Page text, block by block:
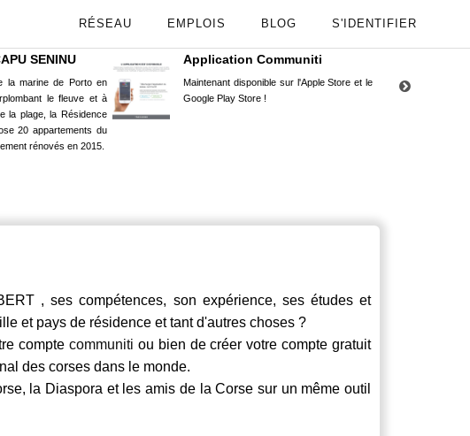
RÉSEAU EMPLOIS BLOG S'IDENTIFIER
SENINU
la marine de Porto en
le fleuve et à
la plage, la Résidence
20 appartements du
rénovés en 2015.
Application Communiti
Maintenant disponible sur l'Apple Store et le
Google Play Store !
, ses compétences, son expérience, ses études et
et pays de résidence et tant d'autres choses ?
comptecommuniti ou bien de créer votre compte gratuit
des corses dans le monde.
la Diaspora et les amis de la Corse sur un même outil